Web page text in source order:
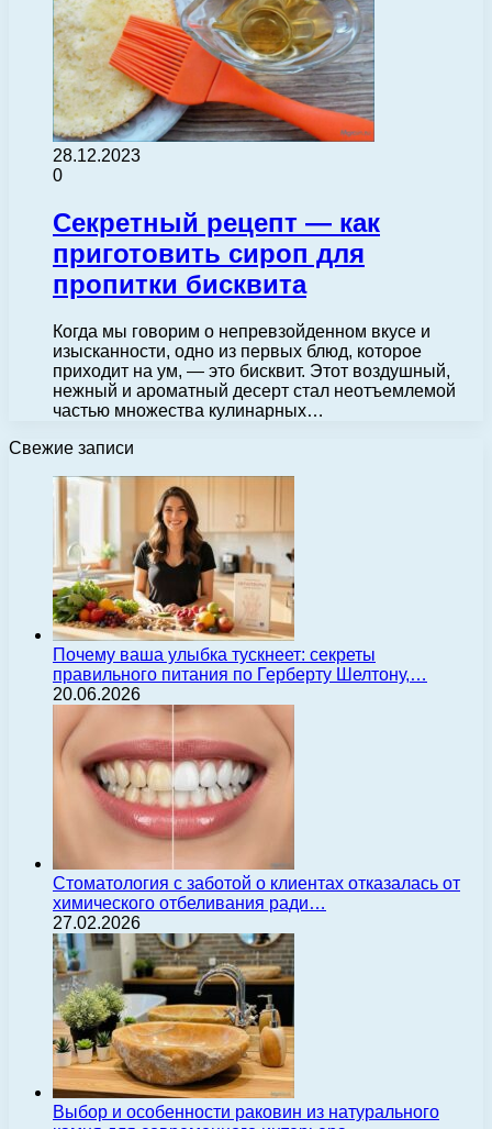
28.12.2023
0
Секретный рецепт — как
приготовить сироп для
пропитки бисквита
Когда мы говорим о непревзойденном вкусе и
изысканности, одно из первых блюд, которое
приходит на ум, — это бисквит. Этот воздушный,
нежный и ароматный десерт стал неотъемлемой
частью множества кулинарных…
Свежие записи
Почему ваша улыбка тускнеет: секреты
правильного питания по Герберту Шелтону,…
20.06.2026
Стоматология с заботой о клиентах отказалась от
химического отбеливания ради…
27.02.2026
Выбор и особенности раковин из натурального